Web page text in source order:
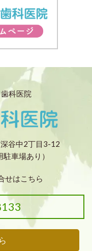
科医院
谷中2丁目3-12
車場あり）
せはこちら